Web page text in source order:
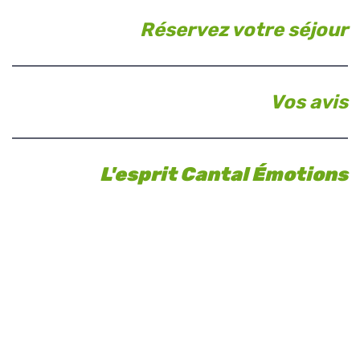
Réservez votre séjour
Vos avis
L'esprit Cantal Émotions